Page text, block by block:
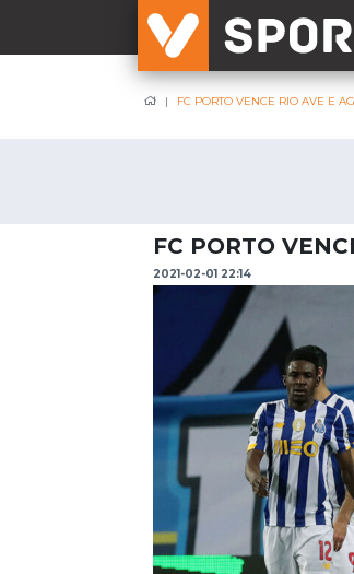
Allianz Cup
Taça Generali Tranquilidade
Sporting
FC PORTO VENCE RIO AVE E
FC PORTO
2021-02-01 22:14